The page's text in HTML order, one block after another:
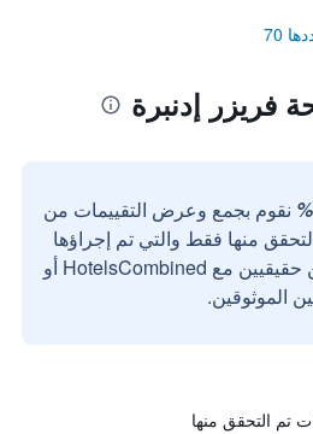
70
فريزر إدنبرة
نقوم بجمع وعرض التقييمات من
منها فقط والتي تم إجراؤها
بواسطة مستخدمين حقيقيين مع HotelsCombined أو
الموثوقين.